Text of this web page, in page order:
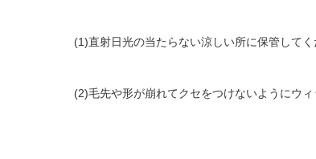
(1)直射日光の当たらない涼しい所に保管してく
(2)毛先や形が崩れてクセをつけないよ